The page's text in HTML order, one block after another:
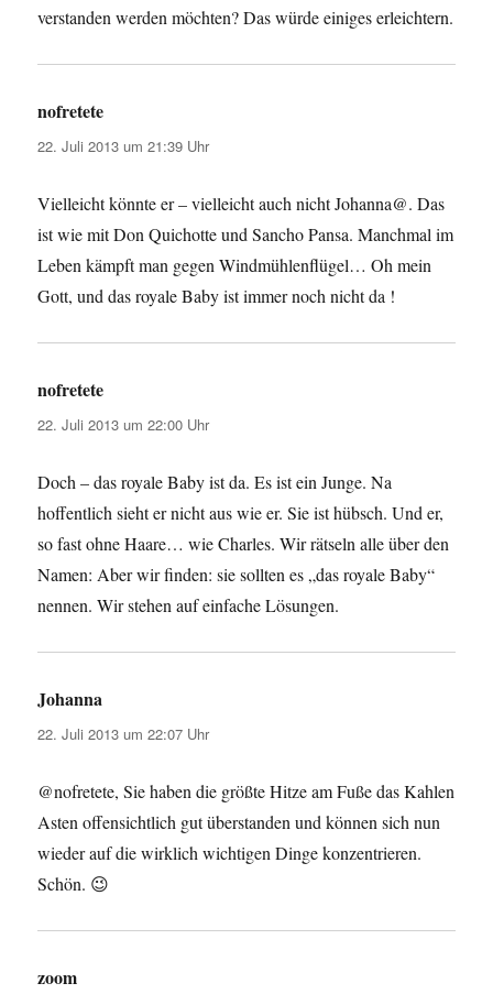
verstanden werden möchten? Das würde einiges erleichtern.
nofretete
22. Juli 2013 um 21:39 Uhr
Vielleicht könnte er – vielleicht auch nicht Johanna@. Das
ist wie mit Don Quichotte und Sancho Pansa. Manchmal im
Leben kämpft man gegen Windmühlenflügel… Oh mein
Gott, und das royale Baby ist immer noch nicht da !
nofretete
22. Juli 2013 um 22:00 Uhr
Doch – das royale Baby ist da. Es ist ein Junge. Na
hoffentlich sieht er nicht aus wie er. Sie ist hübsch. Und er,
so fast ohne Haare… wie Charles. Wir rätseln alle über den
Namen: Aber wir finden: sie sollten es „das royale Baby“
nennen. Wir stehen auf einfache Lösungen.
Johanna
22. Juli 2013 um 22:07 Uhr
@nofretete, Sie haben die größte Hitze am Fuße das Kahlen
Asten offensichtlich gut überstanden und können sich nun
wieder auf die wirklich wichtigen Dinge konzentrieren.
Schön. 😉
zoom